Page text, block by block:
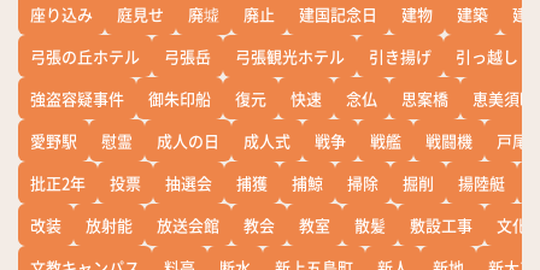
座り込み
庭見せ 廃墟 廃止 建国記念日 建物 建築
建
弓張の丘ホテル
弓張岳 弓張観光ホテル 引き揚げ
引っ越し
強盗容疑事件
御朱印船 復元 快速 念仏 思案橋
恵美須町
愛野駅
慰霊 成人の日 成人式 戦争 戦艦 戦闘機
戸尾
批正2年
投票 抽選会 捕獲 捕鯨 掃除 掘削 揚陸艇
改装
放射能 放送会館 教会 教室 散髪 敷設工事
文化